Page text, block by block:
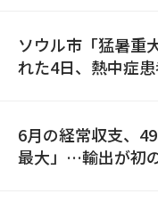
ソウル市「猛暑重
れた4日、熱中症
6月の経常収支、
最大」…輸出が初